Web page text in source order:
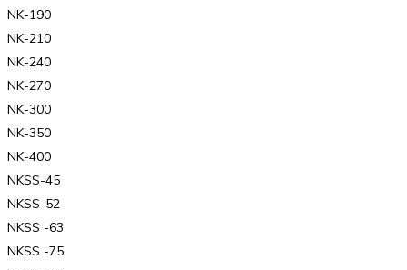
NK-190
NK-210
NK-240
NK-270
NK-300
NK-350
NK-400
NKSS-45
NKSS-52
NKSS -63
NKSS -75